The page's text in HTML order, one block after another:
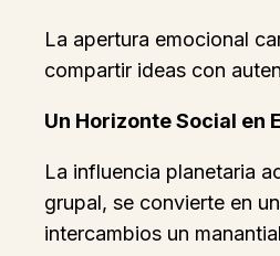
La apertura emocional
compartir ideas con
Un Horizonte Social en
La influencia planetaria
grupal, se convierte en
intercambios un